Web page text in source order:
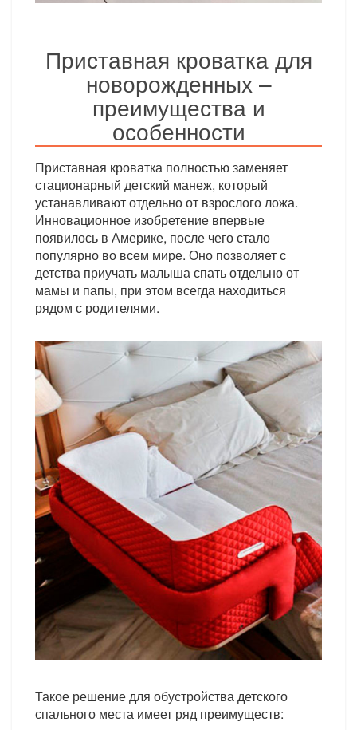
Приставная кроватка для
новорожденных –
преимущества и
особенности
Приставная кроватка полностью заменяет
стационарный детский манеж, который
устанавливают отдельно от взрослого ложа.
Инновационное изобретение впервые
появилось в Америке, после чего стало
популярно во всем мире. Оно позволяет с
детства приучать малыша спать отдельно от
мамы и папы, при этом всегда находиться
рядом с родителями.
Такое решение для обустройства детского
спального места имеет ряд преимуществ: